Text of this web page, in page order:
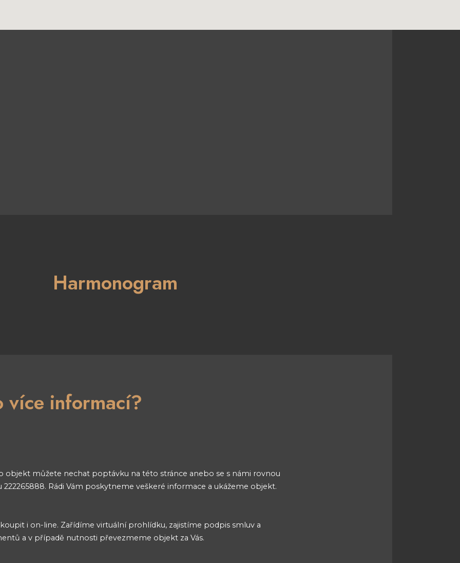
Harmonogram
více informací?
objekt můžete nechat poptávku na této stránce anebo se s námi rovnou
Rádi Vám poskytneme veškeré informace a ukážeme objekt.
i on-line. Zařídíme virtuální prohlídku, zajistíme podpis smluv a
a v případě nutnosti převezmeme objekt za Vás.